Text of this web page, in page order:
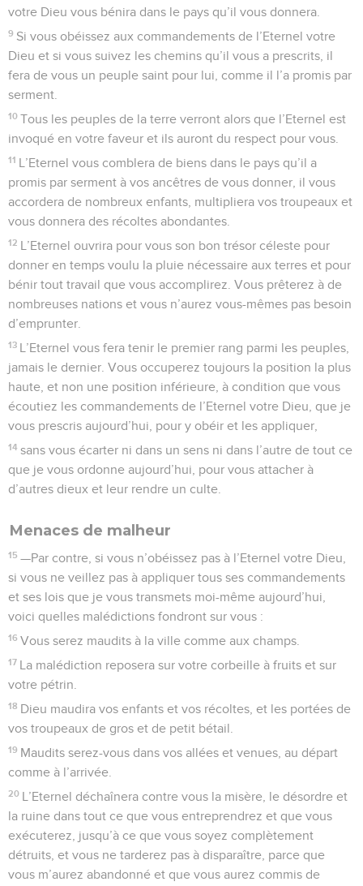
votre Dieu vous bénira dans le pays qu’il vous donnera.
9 Si vous obéissez aux commandements de l’Eternel votre
Dieu et si vous suivez les chemins qu’il vous a prescrits, il
fera de vous un peuple saint pour lui, comme il l’a promis par
serment.
10 Tous les peuples de la terre verront alors que l’Eternel est
invoqué en votre faveur et ils auront du respect pour vous.
11 L’Eternel vous comblera de biens dans le pays qu’il a
promis par serment à vos ancêtres de vous donner, il vous
accordera de nombreux enfants, multipliera vos troupeaux et
vous donnera des récoltes abondantes.
12 L’Eternel ouvrira pour vous son bon trésor céleste pour
donner en temps voulu la pluie nécessaire aux terres et pour
bénir tout travail que vous accomplirez. Vous prêterez à de
nombreuses nations et vous n’aurez vous-mêmes pas besoin
d’emprunter.
13 L’Eternel vous fera tenir le premier rang parmi les peuples,
jamais le dernier. Vous occuperez toujours la position la plus
haute, et non une position inférieure, à condition que vous
écoutiez les commandements de l’Eternel votre Dieu, que je
vous prescris aujourd’hui, pour y obéir et les appliquer,
14 sans vous écarter ni dans un sens ni dans l’autre de tout ce
que je vous ordonne aujourd’hui, pour vous attacher à
d’autres dieux et leur rendre un culte.
Menaces de malheur
15 —Par contre, si vous n’obéissez pas à l’Eternel votre Dieu,
si vous ne veillez pas à appliquer tous ses commandements
et ses lois que je vous transmets moi-même aujourd’hui,
voici quelles malédictions fondront sur vous :
16 Vous serez maudits à la ville comme aux champs.
17 La malédiction reposera sur votre corbeille à fruits et sur
votre pétrin.
18 Dieu maudira vos enfants et vos récoltes, et les portées de
vos troupeaux de gros et de petit bétail.
19 Maudits serez-vous dans vos allées et venues, au départ
comme à l’arrivée.
20 L’Eternel déchaînera contre vous la misère, le désordre et
la ruine dans tout ce que vous entreprendrez et que vous
exécuterez, jusqu’à ce que vous soyez complètement
détruits, et vous ne tarderez pas à disparaître, parce que
vous m’aurez abandonné et que vous aurez commis de